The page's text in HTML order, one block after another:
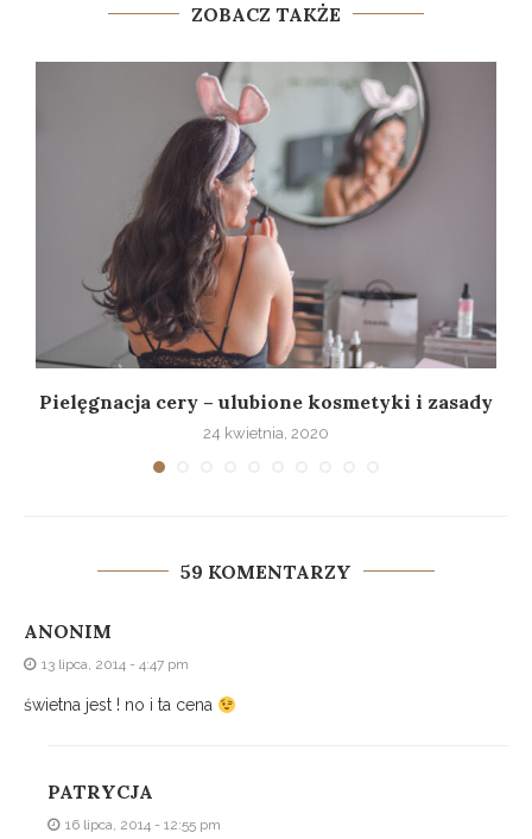
ZOBACZ TAKŻE
Pielęgnacja cery – ulubione kosmetyki i zasady
24 kwietnia, 2020
59 KOMENTARZY
ANONIM
13 lipca, 2014 - 4:47 pm
świetna jest ! no i ta cena
PATRYCJA
16 lipca, 2014 - 12:55 pm